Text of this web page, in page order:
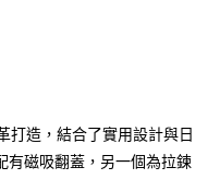
可立即使用無須另外申請。
後會自動跳轉到大哥付的交易
審核未通過，訂單將自動取
達大哥付你分期系統評分，恕無
值。
帳。
打造，結合了實用設計與日
有磁吸翻蓋，另一個為拉鍊